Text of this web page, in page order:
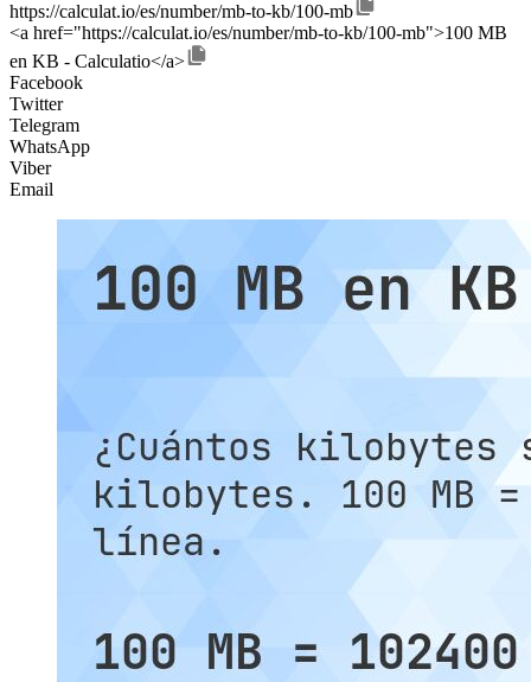
https://calculat.io/es/number/mb-to-kb/100-mb
<a href="https://calculat.io/es/number/mb-to-kb/100-mb">100 MB
en KB - Calculatio</a>
Facebook
Twitter
Telegram
WhatsApp
Viber
Email